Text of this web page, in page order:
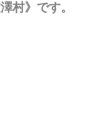
村》です。